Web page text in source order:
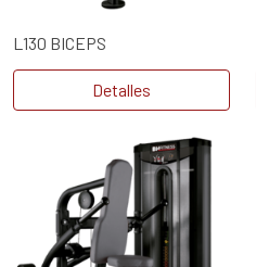
L130 BICEPS
Detalles